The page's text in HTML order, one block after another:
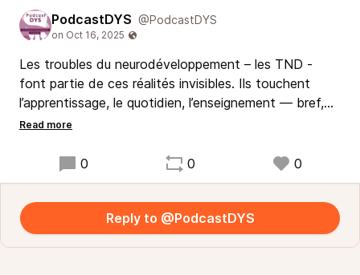
PodcastDYS @PodcastDYS
Les troubles du neurodéveloppement – les TND -
font partie de ces réalités invisibles. Ils touchent
l’apprentissage, le quotidien, l’enseignement — bref,
toute la vie à l’université.
Claude Bernard Lyon 1 donne la parole aux personnes
étudiantes, enseignantes et expertes, ceux qui sont
au cœur du sujet.
Vous écoutez PODACSTDYS, la série qui éclaire les
troubles DYS et l’ensemble des TND à l’université.
0 0 0
Reply to @PodcastDYS